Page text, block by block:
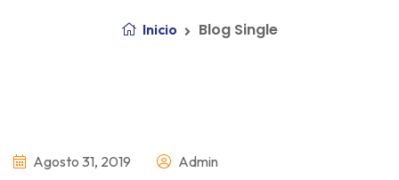
Inicio Blog Single
Agosto 31, 2019 Admin